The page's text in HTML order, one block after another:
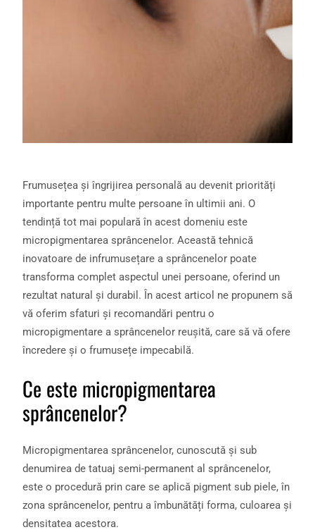
Frumusețea și îngrijirea personală au devenit priorități
importante pentru multe persoane în ultimii ani. O
tendință tot mai populară în acest domeniu este
micropigmentarea sprâncenelor. Această tehnică
inovatoare de infrumusețare a sprâncenelor poate
transforma complet aspectul unei persoane, oferind un
rezultat natural și durabil. În acest articol ne propunem să
vă oferim sfaturi și recomandări pentru o
micropigmentare a sprâncenelor reușită, care să vă ofere
încredere și o frumusețe impecabilă.
Ce este micropigmentarea
sprâncenelor?
Micropigmentarea sprâncenelor, cunoscută și sub
denumirea de tatuaj semi-permanent al sprâncenelor,
este o procedură prin care se aplică pigment sub piele, în
zona sprâncenelor, pentru a îmbunătăți forma, culoarea și
densitatea acestora.